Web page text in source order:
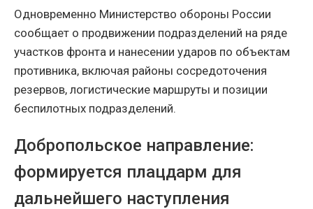
Одновременно Министерство обороны России
сообщает о продвижении подразделений на ряде
участков фронта и нанесении ударов по объектам
противника, включая районы сосредоточения
резервов, логистические маршруты и позиции
беспилотных подразделений.
Добропольское направление:
формируется плацдарм для
дальнейшего наступления